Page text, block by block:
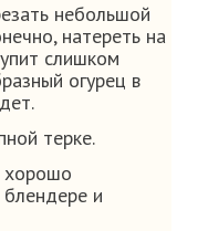
небольшой
натереть на
слишком
огурец в
терке.
хорошо
и